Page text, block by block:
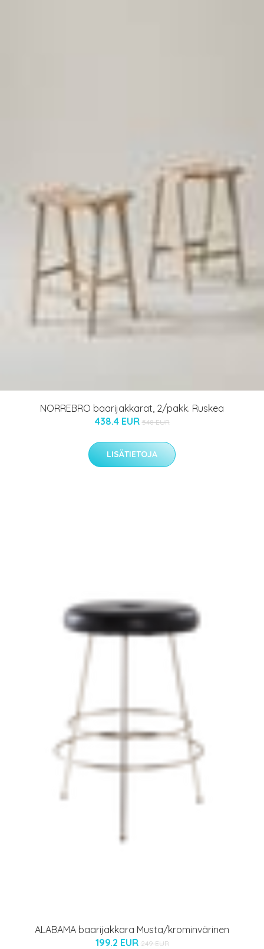
NORREBRO baarijakkarat, 2/pakk. Ruskea
438.4 EUR 548 EUR
LISÄTIETOJA
ALABAMA baarijakkara Musta/krominvärinen
199.2 EUR 249 EUR